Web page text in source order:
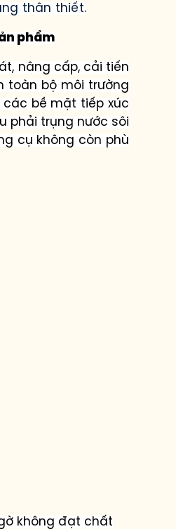
thân thiết.
phẩm
nâng cấp, cải tiến
toàn bộ môi trường
các bề mặt tiếp xúc
phải trụng nước sôi
cụ không còn phù
không đạt chất